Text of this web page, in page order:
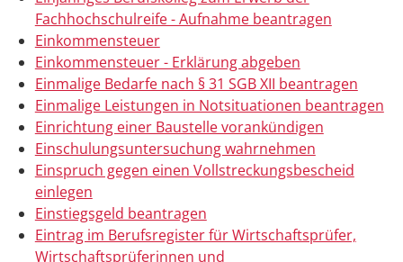
Fachhochschulreife - Aufnahme beantragen
Einkommensteuer
Einkommensteuer - Erklärung abgeben
Einmalige Bedarfe nach § 31 SGB XII beantragen
Einmalige Leistungen in Notsituationen beantragen
Einrichtung einer Baustelle vorankündigen
Einschulungsuntersuchung wahrnehmen
Einspruch gegen einen Vollstreckungsbescheid
einlegen
Einstiegsgeld beantragen
Eintrag im Berufsregister für Wirtschaftsprüfer,
Wirtschaftsprüferinnen und